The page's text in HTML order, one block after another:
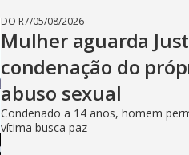
DO R7/05/08/2026
Mulher aguarda
condenação do
abuso sexual
Condenado a 14 anos, homem
vítima busca paz